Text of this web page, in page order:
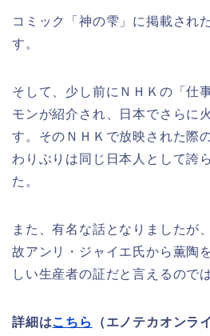
コミック「神の雫」に掲載され
す。
そして、少し前にＮＨＫの「仕
モンが紹介され、日本でさらに
す。そのＮＨＫで放映された際
わりぶりは同じ日本人として誇
た。
また、有名な話となりましたが
故アンリ・ジャイエ氏から薫陶
しい生産者の証だと言えるので
詳細はこちら （エノテカオンラ